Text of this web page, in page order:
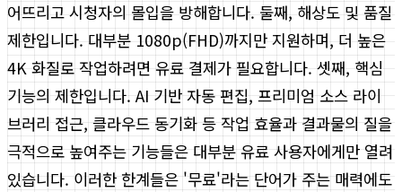
어뜨리고 시청자의 몰입을 방해합니다. 둘째, 해상도 및 품질
제한입니다. 대부분 1080p(FHD)까지만 지원하며, 더 높은
4K 화질로 작업하려면 유료 결제가 필요합니다. 셋째, 핵심
기능의 제한입니다. AI 기반 자동 편집, 프리미엄 소스 라이
브러리 접근, 클라우드 동기화 등 작업 효율과 결과물의 질을
극적으로 높여주는 기능들은 대부분 유료 사용자에게만 열려
있습니다. 이러한 한계들은 '무료'라는 단어가 주는 매력에도